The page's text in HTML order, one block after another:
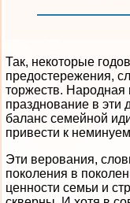
Так, некоторые
предостережения,
торжеств. Народная
празднование в эти
баланс семейной
привести к
Эти верования,
поколения в
ценности семьи и